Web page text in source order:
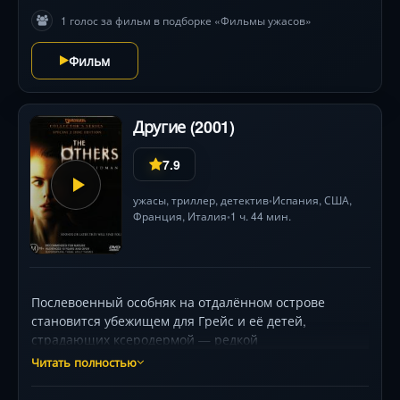
1 голос за фильм в подборке «Фильмы ужасов»
Фильм
Другие (2001)
7.9
ужасы, триллер, детектив•Испания, США,
Франция, Италия•1 ч. 44 мин.
Послевоенный особняк на отдалённом острове
становится убежищем для Грейс и её детей,
страдающих ксеродермой — редкой
непереносимостью света. Жизнь подчинена
Читать полностью